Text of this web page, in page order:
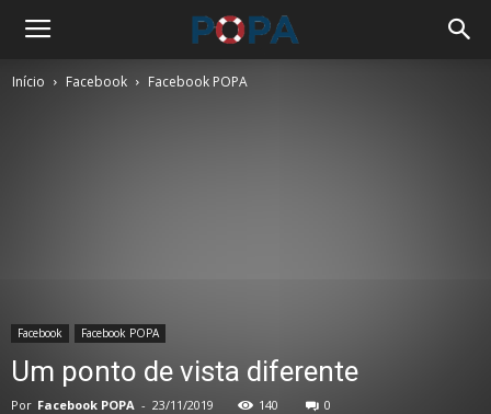
Início Facebook Facebook POPA
Facebook Facebook POPA
Um ponto de vista diferente
Por Facebook POPA - 23/11/2019 140 0